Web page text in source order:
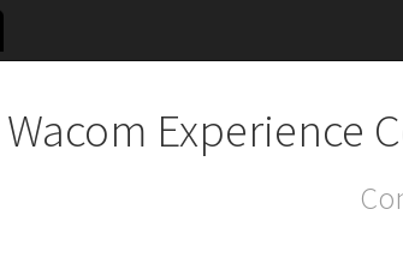
Wacom Experience